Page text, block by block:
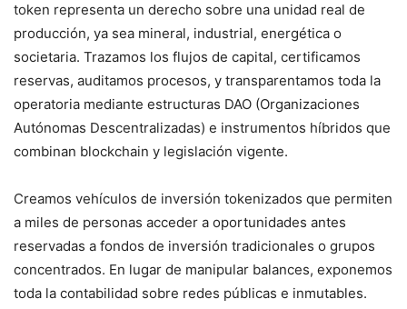
token representa un derecho sobre una unidad real de
producción, ya sea mineral, industrial, energética o
societaria. Trazamos los flujos de capital, certificamos
reservas, auditamos procesos, y transparentamos toda la
operatoria mediante estructuras DAO (Organizaciones
Autónomas Descentralizadas) e instrumentos híbridos que
combinan blockchain y legislación vigente.
Creamos vehículos de inversión tokenizados que permiten
a miles de personas acceder a oportunidades antes
reservadas a fondos de inversión tradicionales o grupos
concentrados. En lugar de manipular balances, exponemos
toda la contabilidad sobre redes públicas e inmutables.